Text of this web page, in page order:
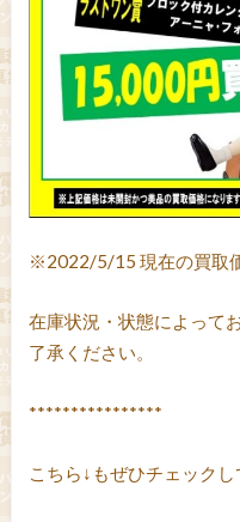
※2022/5/15 現在の買取
在庫状況・状態によって
了承ください。
****************
こちら↓もぜひチェック